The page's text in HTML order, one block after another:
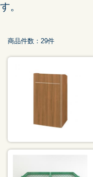
す。
商品件数：29件